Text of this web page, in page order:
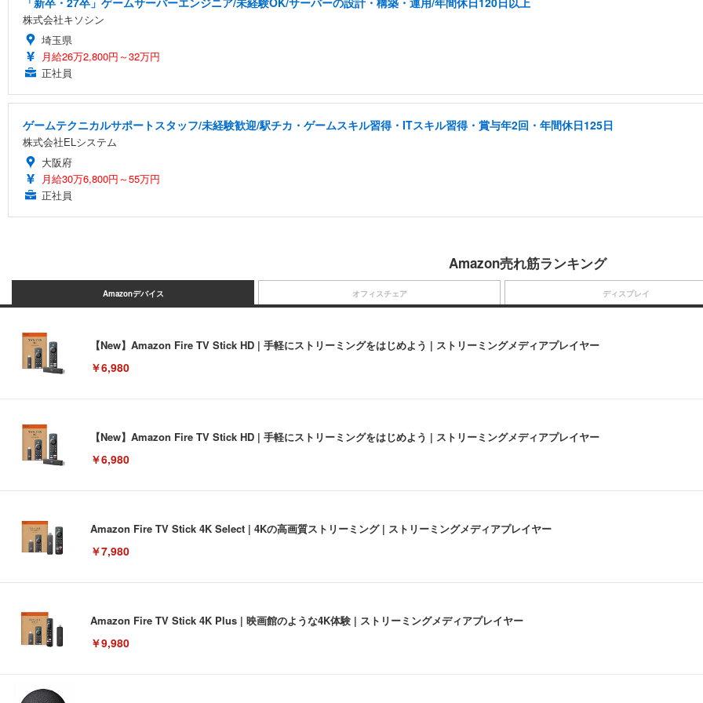
株式会社キソシン
埼玉県
月給26万2,800円～32万円
正社員
ゲームテクニカルサポートスタッフ/未経験歓迎/駅チカ・ゲームスキル習得・ITスキル習得・賞与年2回・年間休日125日
株式会社ELシステム
大阪府
月給30万6,800円～55万円
正社員
Amazon売れ筋ランキング
Amazonデバイス
【New】Amazon Fire TV Stick HD | 手軽にストリーミングをはじめよう | ストリーミングメディアプレイヤー
￥6,980
【New】Amazon Fire TV Stick HD | 手軽にストリーミングをはじめよう | ストリーミングメディアプレイヤー
￥6,980
Amazon Fire TV Stick 4K Select | 4Kの高画質ストリーミング | ストリーミングメディアプレイヤー
￥7,980
Amazon Fire TV Stick 4K Plus | 映画館のような4K体験 | ストリーミングメディアプレイヤー
￥9,980
オフィスチェア ディスプレイ